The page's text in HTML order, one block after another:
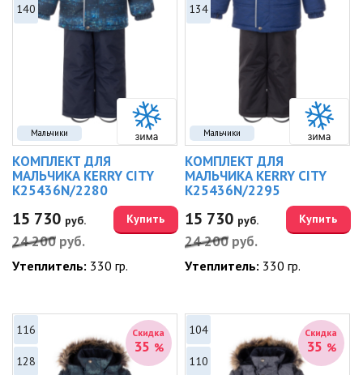
Мальчики
140
КОМПЛЕКТ ДЛЯ
МАЛЬЧИКА KERRY CITY
K25436N/2280
15 730 руб.
24 200 руб.
Купить
Утеплитель: 330 гр.
Мальчики
134
КОМПЛЕКТ ДЛЯ
МАЛЬЧИКА KERRY CITY
K25436N/2295
15 730 руб.
24 200 руб.
Купить
Утеплитель: 330 гр.
Скидка
35 %
116
128
Скидка
35 %
104
110